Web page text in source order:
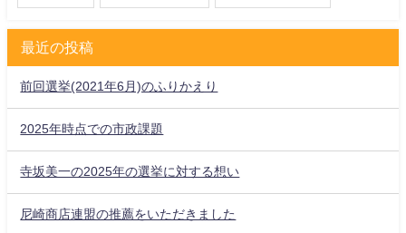
最近の投稿
前回選挙(2021年6月)のふりかえり
2025年時点での市政課題
寺坂美一の2025年の選挙に対する想い
尼崎商店連盟の推薦をいただきました